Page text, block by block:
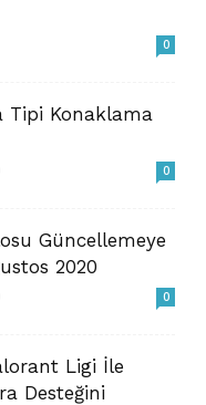
0
Tipi Konaklama
0
Güncellemeye
2020
0
Ligi İle
Desteğini